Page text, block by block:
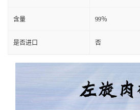
含量 99％
是否进口 否